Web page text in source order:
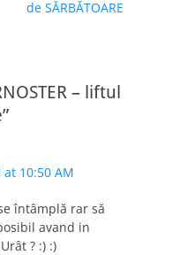
de SĂRBĂTOARE
– liftul
10:50 AM
întâmplă rar să
avand in
? :) :)